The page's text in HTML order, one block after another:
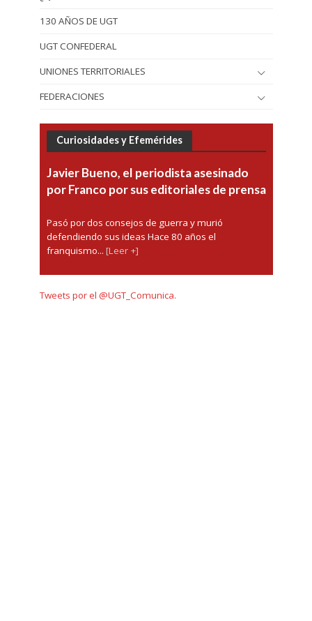
130 AÑOS DE UGT
UGT CONFEDERAL
UNIONES TERRITORIALES
FEDERACIONES
Curiosidades y Efemérides
Javier Bueno, el periodista asesinado
por Franco por sus editoriales de prensa
Pasó por dos consejos de guerra y murió
defendiendo sus ideas Hace 80 años el
franquismo... [Leer +]
Tweets por el @UGT_Comunica.